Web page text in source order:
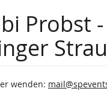
Probst
wenden: